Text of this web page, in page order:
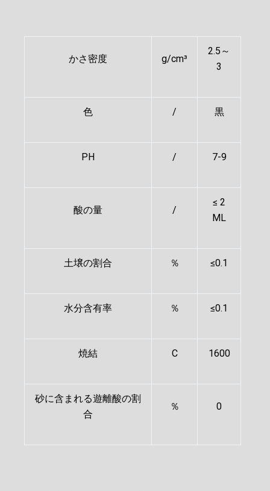
かさ密度 g/cm³
2.5～
3
色 / 黒
PH / 7-9
酸の量 /
≤ 2
ML
土壌の割合 ％ ≤0.1
水分含有率 ％ ≤0.1
焼結 C 1600
砂に含まれる遊離酸の割
合
％ 0